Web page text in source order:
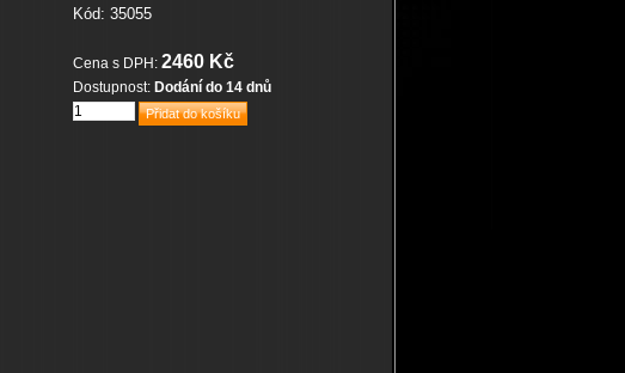
Kód: 35055
Cena s DPH: 2460 Kč
Dostupnost: Dodání do 14 dnů